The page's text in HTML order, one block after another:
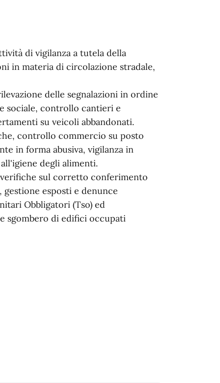
di vigilanza a tutela della
in materia di circolazione stradale,
delle segnalazioni in ordine
sociale, controllo cantieri e
su veicoli abbandonati.
controllo commercio su posto
in forma abusiva, vigilanza in
degli alimenti.
sul corretto conferimento
esposti e denunce
Obbligatori (Tso) ed
sgombero di edifici occupati